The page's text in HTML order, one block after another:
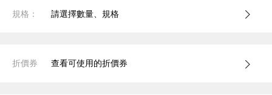
規格： 請選擇數量、規格
折價券 查看可使用的折價券